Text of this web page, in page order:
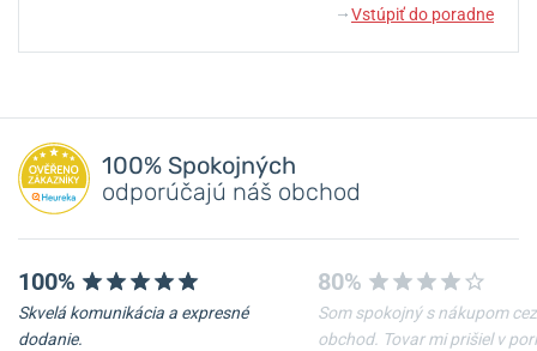
↓ Vstúpiť do poradne
100% Spokojných
odporúčajú náš obchod
100%
Skvelá komunikácia a expresné
dodanie.
80%
Som spokojný s nákupom cez
obchod. Tovar mi prišiel v